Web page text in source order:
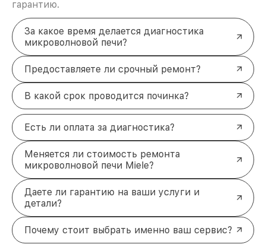
гарантию.
За какое время делается диагностика
микроволновой печи?
Предоставляете ли срочный ремонт?
В какой срок проводится починка?
Есть ли оплата за диагностика?
Меняется ли стоимость ремонта
микроволновой печи Miele?
Даете ли гарантию на ваши услуги и
детали?
Почему стоит выбрать именно ваш сервис?